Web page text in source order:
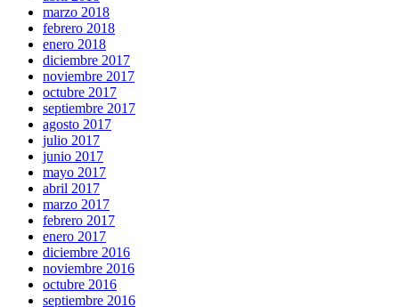
marzo 2018
febrero 2018
enero 2018
diciembre 2017
noviembre 2017
octubre 2017
septiembre 2017
agosto 2017
julio 2017
junio 2017
mayo 2017
abril 2017
marzo 2017
febrero 2017
enero 2017
diciembre 2016
noviembre 2016
octubre 2016
septiembre 2016